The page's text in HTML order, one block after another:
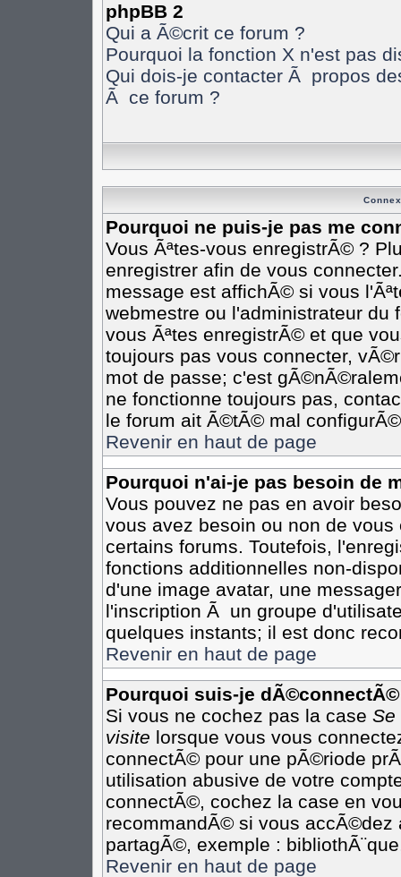
phpBB 2
Qui a Ã©crit ce forum ?
Pourquoi la fonction X n'est pas
Qui dois-je contacter Ã propos
Ã ce forum ?
Pourquoi ne puis-je pas me
Vous Ãªtes-vous enregistrÃ© ?
enregistrer afin de vous
message est affichÃ© si vous
webmestre ou l'administrateur du
vous Ãªtes enregistrÃ© et que
toujours pas vous connecter,
mot de passe; c'est
ne fonctionne toujours pas,
le forum ait Ã©tÃ© mal
Revenir en haut de page
Pourquoi n'ai-je pas besoin de
Vous pouvez ne pas en avoir
vous avez besoin ou non de
certains forums. Toutefois,
fonctions additionnelles non-
d'une image avatar, une
l'inscription Ã un groupe
quelques instants; il est donc
Revenir en haut de page
Pourquoi suis-je
Si vous ne cochez pas la case Se
visite lorsque vous vous
connectÃ© pour une pÃ©riode
utilisation abusive de votre
connectÃ©, cochez la case en
recommandÃ© si vous accÃ©dez
partagÃ©, exemple :
Revenir en haut de page